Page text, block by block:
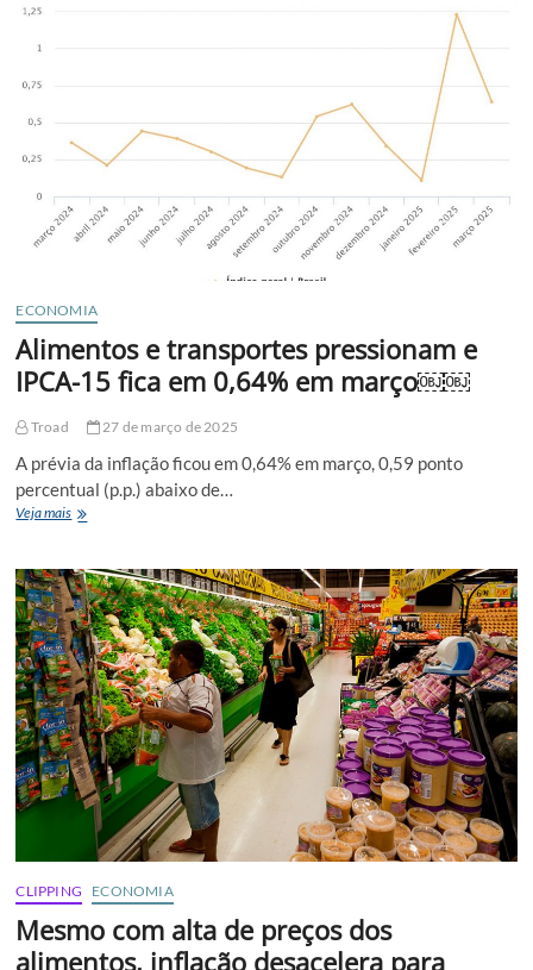
ECONOMIA
Alimentos e transportes pressionam e
IPCA-15 fica em 0,64% em março￼￼
Troad 27 de março de 2025
A prévia da inflação ficou em 0,64% em março, 0,59 ponto
percentual (p.p.) abaixo de…
Veja maisAlimentos
pressionam
e
IPCA-
15
fica
em
0,64%
em
março
￼
￼
CLIPPING ECONOMIA
Mesmo com alta de preços dos
alimentos, inflação desacelera para